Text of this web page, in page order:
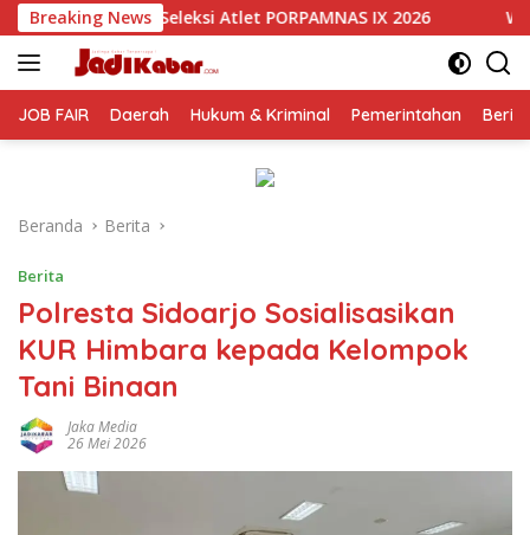
Langsung
ke
konten
Breaking News
IX 2026 Wali Kota Malang Paparkan
JOB FAIR Daerah Hukum & Kriminal Pemerintahan
Beranda Berita
Berita
Polresta Sidoarjo Sosialisasikan
KUR Himbara kepada Kelompok
Tani Binaan
Jaka Media
26 Mei 2026